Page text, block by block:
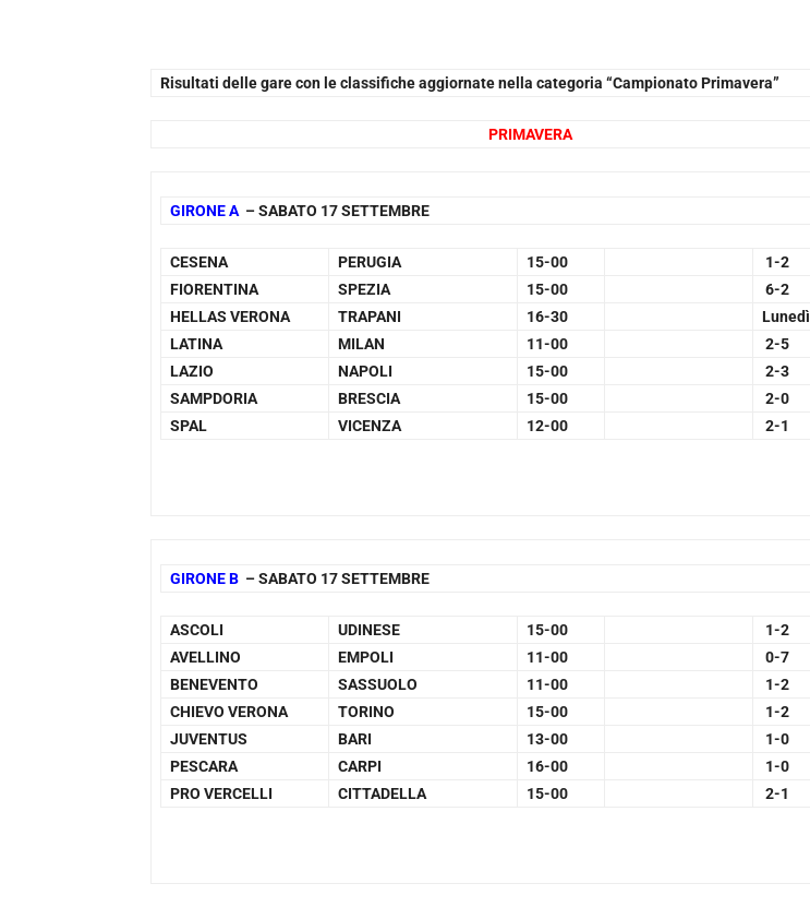
Risultati delle gare con le classifiche aggiornate nella categoria “Campionato Primavera”
PRIMAVERA
GIRONE A – SABATO 17 SETTEMBRE
CESENA PERUGIA 15-00
1-2
FIORENTINA
SPEZIA 15-00
6-2
HELLAS VERONA
TRAPANI 16-30
Lunedì
LATINA
MILAN 11-00
2-5
LAZIO
NAPOLI 15-00
2-3
SAMPDORIA
BRESCIA 15-00
2-0
SPAL
VICENZA 12-00 2-1
GIRONE B – SABATO 17 SETTEMBRE
ASCOLI UDINESE 15-00
1-2
AVELLINO
EMPOLI 11-00
0-7
BENEVENTO
SASSUOLO 11-00
1-2
CHIEVO VERONA
TORINO 15-00
1-2
JUVENTUS
BARI 13-00
1-0
PESCARA
CARPI 16-00
1-0
PRO VERCELLI
CITTADELLA 15-00 2-1